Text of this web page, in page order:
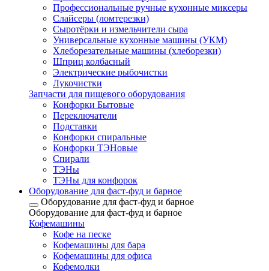
Профессиональные ручные кухонные миксеры
Слайсеры (ломтерезки)
Сыротёрки и измельчители сыра
Универсальные кухонные машины (УКМ)
Хлеборезательные машины (хлеборезки)
Шприц колбасный
Электрические рыбочистки
Лукочистки
Запчасти для пищевого оборудования
Конфорки Бытовые
Переключатели
Подставки
Конфорки спиральные
Конфорки ТЭНовые
Спирали
ТЭНы
ТЭНы для конфорок
Оборудование для фаст-фуд и барное
Оборудование для фаст-фуд и барное
Оборудование для фаст-фуд и барное
Кофемашины
Кофе на песке
Кофемашины для бара
Кофемашины для офиса
Кофемолки